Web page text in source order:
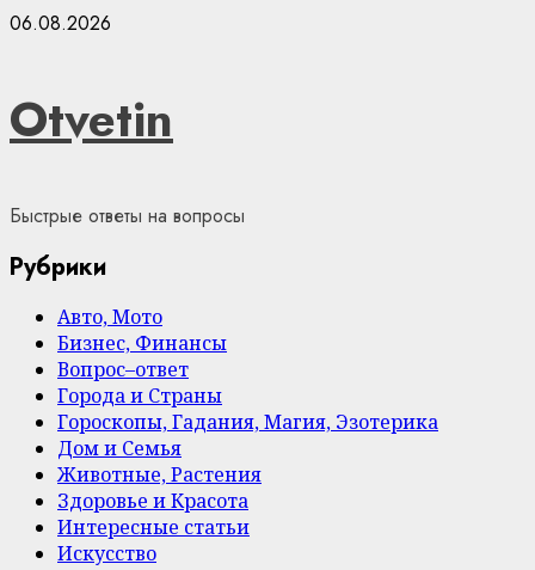
Skip
06.08.2026
Otvetin
Быстрые ответы на вопросы
Рубрики
Авто, Мото
Бизнес, Финансы
Вопрос–ответ
Города и Страны
Гороскопы, Гадания, Магия, Эзотерика
Дом и Семья
Животные, Растения
Здоровье и Красота
Интересные статьи
Искусство